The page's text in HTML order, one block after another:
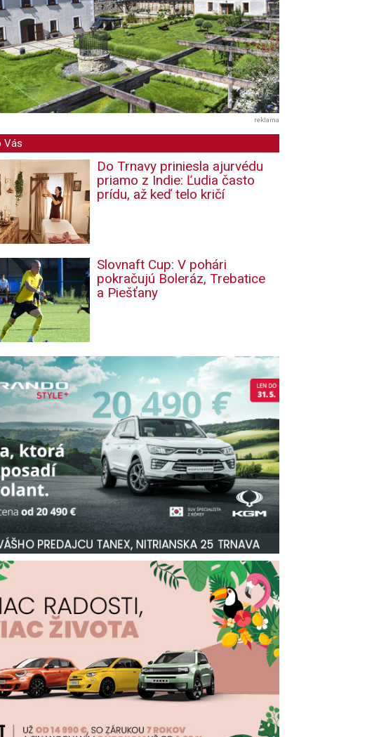
reklama
Vás
Do Trnavy priniesla ajurvédu
priamo z Indie: Ľudia často
prídu, až keď telo kričí
Slovnaft Cup: V pohári
pokračujú Boleráz, Trebatice
a Piešťany